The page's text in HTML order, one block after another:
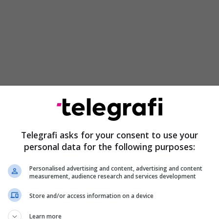
minjtë dhe njerëzit që ishin të prirë për
dhe të pakontrolluar kishin nivele të ngjashme të
në zorrët e tyre - një lloj është i dëmshëm,
në takimin e Bashkimit të Shoqatave
Telegrafi asks for your consent to use your
personal data for the following purposes:
Personalised advertising and content, advertising and content
measurement, audience research and services development
Store and/or access information on a device
Learn more